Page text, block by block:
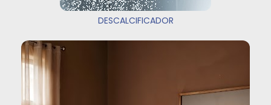
DESCALCIFICADOR